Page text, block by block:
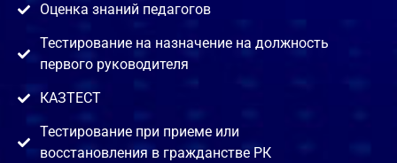
Оценка знаний педагогов
Тестирование на назначение на должность
первого руководителя
КАЗТЕСТ
Тестирование при приеме или
восстановления в гражданстве РК